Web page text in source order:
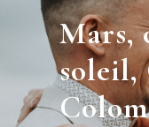
Mars,
soleil,